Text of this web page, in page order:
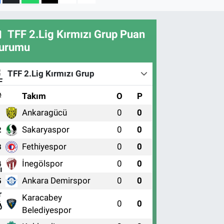
TFF 2.Lig Kırmızı Grup Puan
TFF 2.Lig Kırmızı Grup
Takım O P
Ankaragücü 0 0
Sakaryaspor 0 0
Fethiyespor 0 0
İnegölspor 0 0
Ankara Demirspor 0 0
Karacabey
Belediyespor
0 0